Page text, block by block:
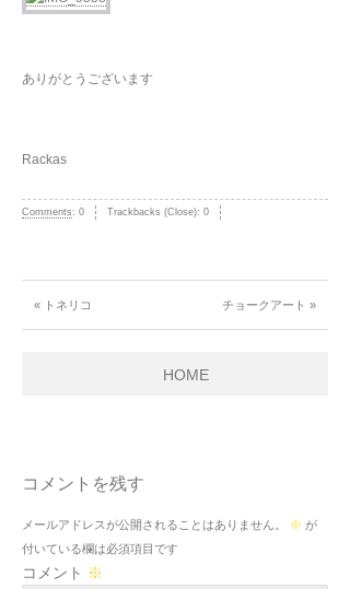
ありがとうございます
Rackas
Comments: 0 Trackbacks (Close): 0
« トネリコ チョークアート »
HOME
コメントを残す
メールアドレスが公開されることはありません。 ※ が
付いている欄は必須項目です
コメント ※